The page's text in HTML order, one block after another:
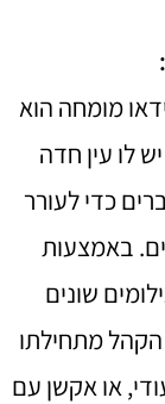
מומחה הוא
לו עין חדה
כדי לעורר
באמצעות
שונים
הקהל מתחילתו
או אקשן עם